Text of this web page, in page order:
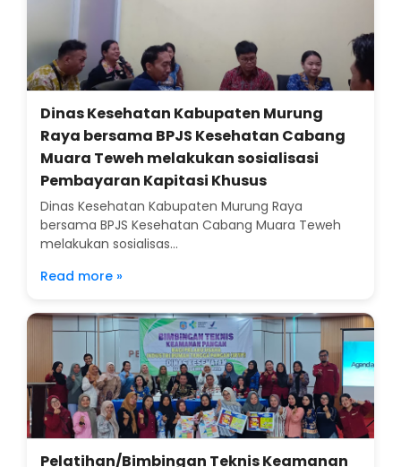
Dinas Kesehatan Kabupaten Murung
Raya bersama BPJS Kesehatan Cabang
Muara Teweh melakukan sosialisasi
Pembayaran Kapitasi Khusus
Dinas Kesehatan Kabupaten Murung Raya
bersama BPJS Kesehatan Cabang Muara Teweh
melakukan sosialisas...
Read more »
Pelatihan/Bimbingan Teknis Keamanan